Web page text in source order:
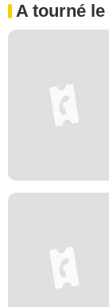
A tourné